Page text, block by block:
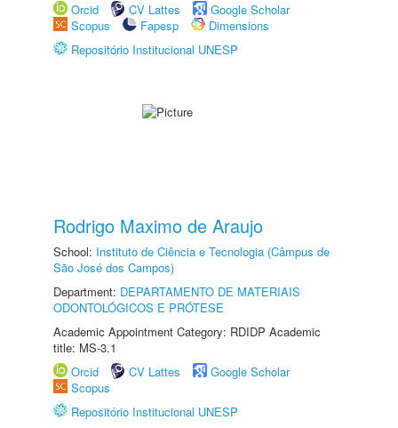
Orcid
CV Lattes
Google Scholar
Scopus
Fapesp
Dimensions
Repositório Institucional UNESP
Rodrigo Maximo de Araujo
School: Instituto de Ciência e Tecnologia (Câmpus de
São José dos Campos)
Department: DEPARTAMENTO DE MATERIAIS
ODONTOLÓGICOS E PRÓTESE
Academic Appointment Category: RDIDP Academic
title: MS-3.1
Orcid
CV Lattes
Google Scholar
Scopus
Repositório Institucional UNESP